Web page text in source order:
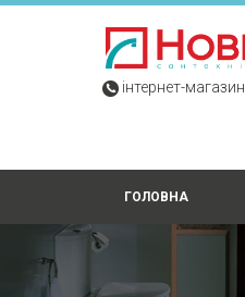
інтернет-магазин
ГОЛОВНА